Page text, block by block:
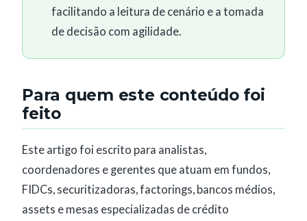
facilitando a leitura de cenário e a tomada
de decisão com agilidade.
Para quem este conteúdo foi
feito
Este artigo foi escrito para analistas,
coordenadores e gerentes que atuam em fundos,
FIDCs, securitizadoras, factorings, bancos médios,
assets e mesas especializadas de crédito